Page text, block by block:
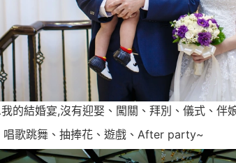
的結婚宴,沒有迎娶、闖關、拜別、儀式、伴
唱歌跳舞、抽捧花、遊戲、After party~